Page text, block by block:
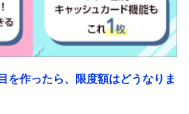
を作ったら、限度額はどうなりま